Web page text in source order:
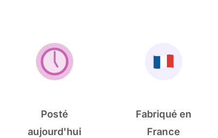
Posté
aujourd'hui
Fabriqué en
France